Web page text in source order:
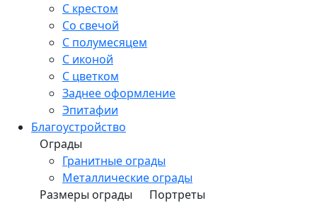
С крестом
Со свечой
С полумесяцем
С иконой
С цветком
Заднее оформление
Эпитафии
Благоустройство
Ограды
Гранитные ограды
Металлические ограды
Размеры ограды
Портреты